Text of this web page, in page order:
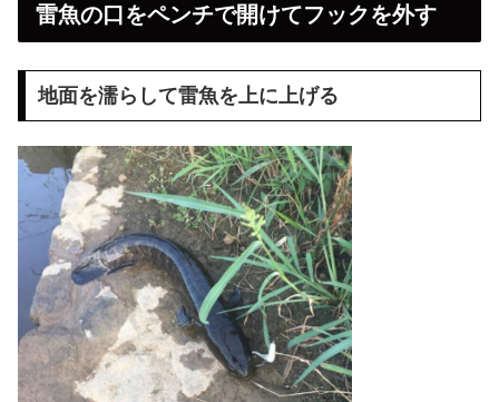
雷魚の口をペンチで開けてフックを外す
地面を濡らして雷魚を上に上げる